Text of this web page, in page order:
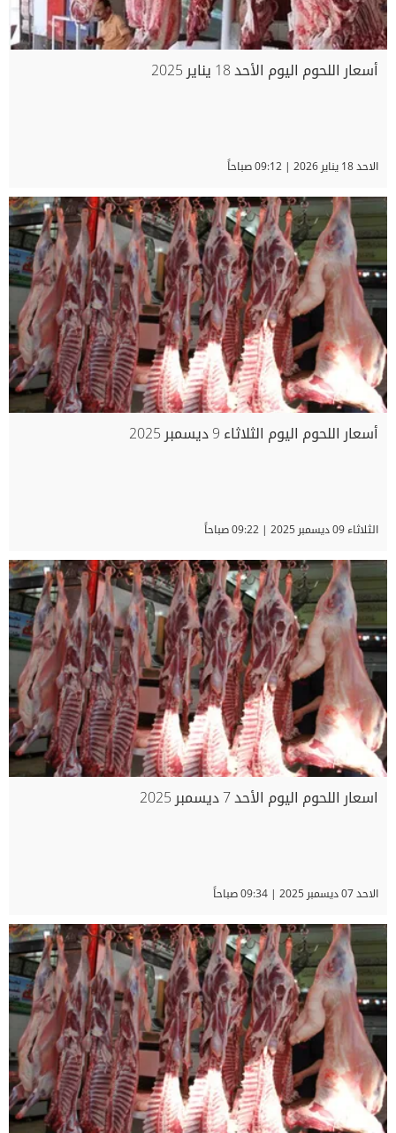
أسعار اللحوم اليوم الأحد 18 يناير 2025
الاحد 18 يناير 2026 | 09:12 صباحاً
أسعار اللحوم اليوم الثلاثاء 9 ديسمبر 2025
الثلاثاء 09 ديسمبر 2025 | 09:22 صباحاً
اسعار اللحوم اليوم الأحد 7 ديسمبر 2025
الاحد 07 ديسمبر 2025 | 09:34 صباحاً